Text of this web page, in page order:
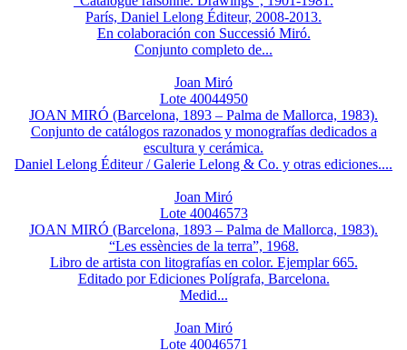
París, Daniel Lelong Éditeur, 2008-2013.
En colaboración con Successió Miró.
Conjunto completo de...
Joan Miró
Lote 40044950
JOAN MIRÓ (Barcelona, 1893 – Palma de Mallorca, 1983).
Conjunto de catálogos razonados y monografías dedicados a
escultura y cerámica.
Daniel Lelong Éditeur / Galerie Lelong & Co. y otras ediciones....
Joan Miró
Lote 40046573
JOAN MIRÓ (Barcelona, 1893 – Palma de Mallorca, 1983).
“Les essències de la terra”, 1968.
Libro de artista con litografías en color. Ejemplar 665.
Editado por Ediciones Polígrafa, Barcelona.
Medid...
Joan Miró
Lote 40046571